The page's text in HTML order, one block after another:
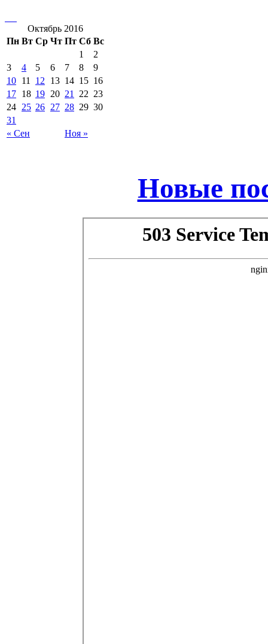
Октябрь 2016
Пн Вт Ср Чт Пт Сб Вс
« Сен Ноя »
1
2
3
4 5 6 7 8
9
10 11 12 13 14 15 16
17 18 19 20 21 22 23
24 25 26 27 28 29 30
31
Новые